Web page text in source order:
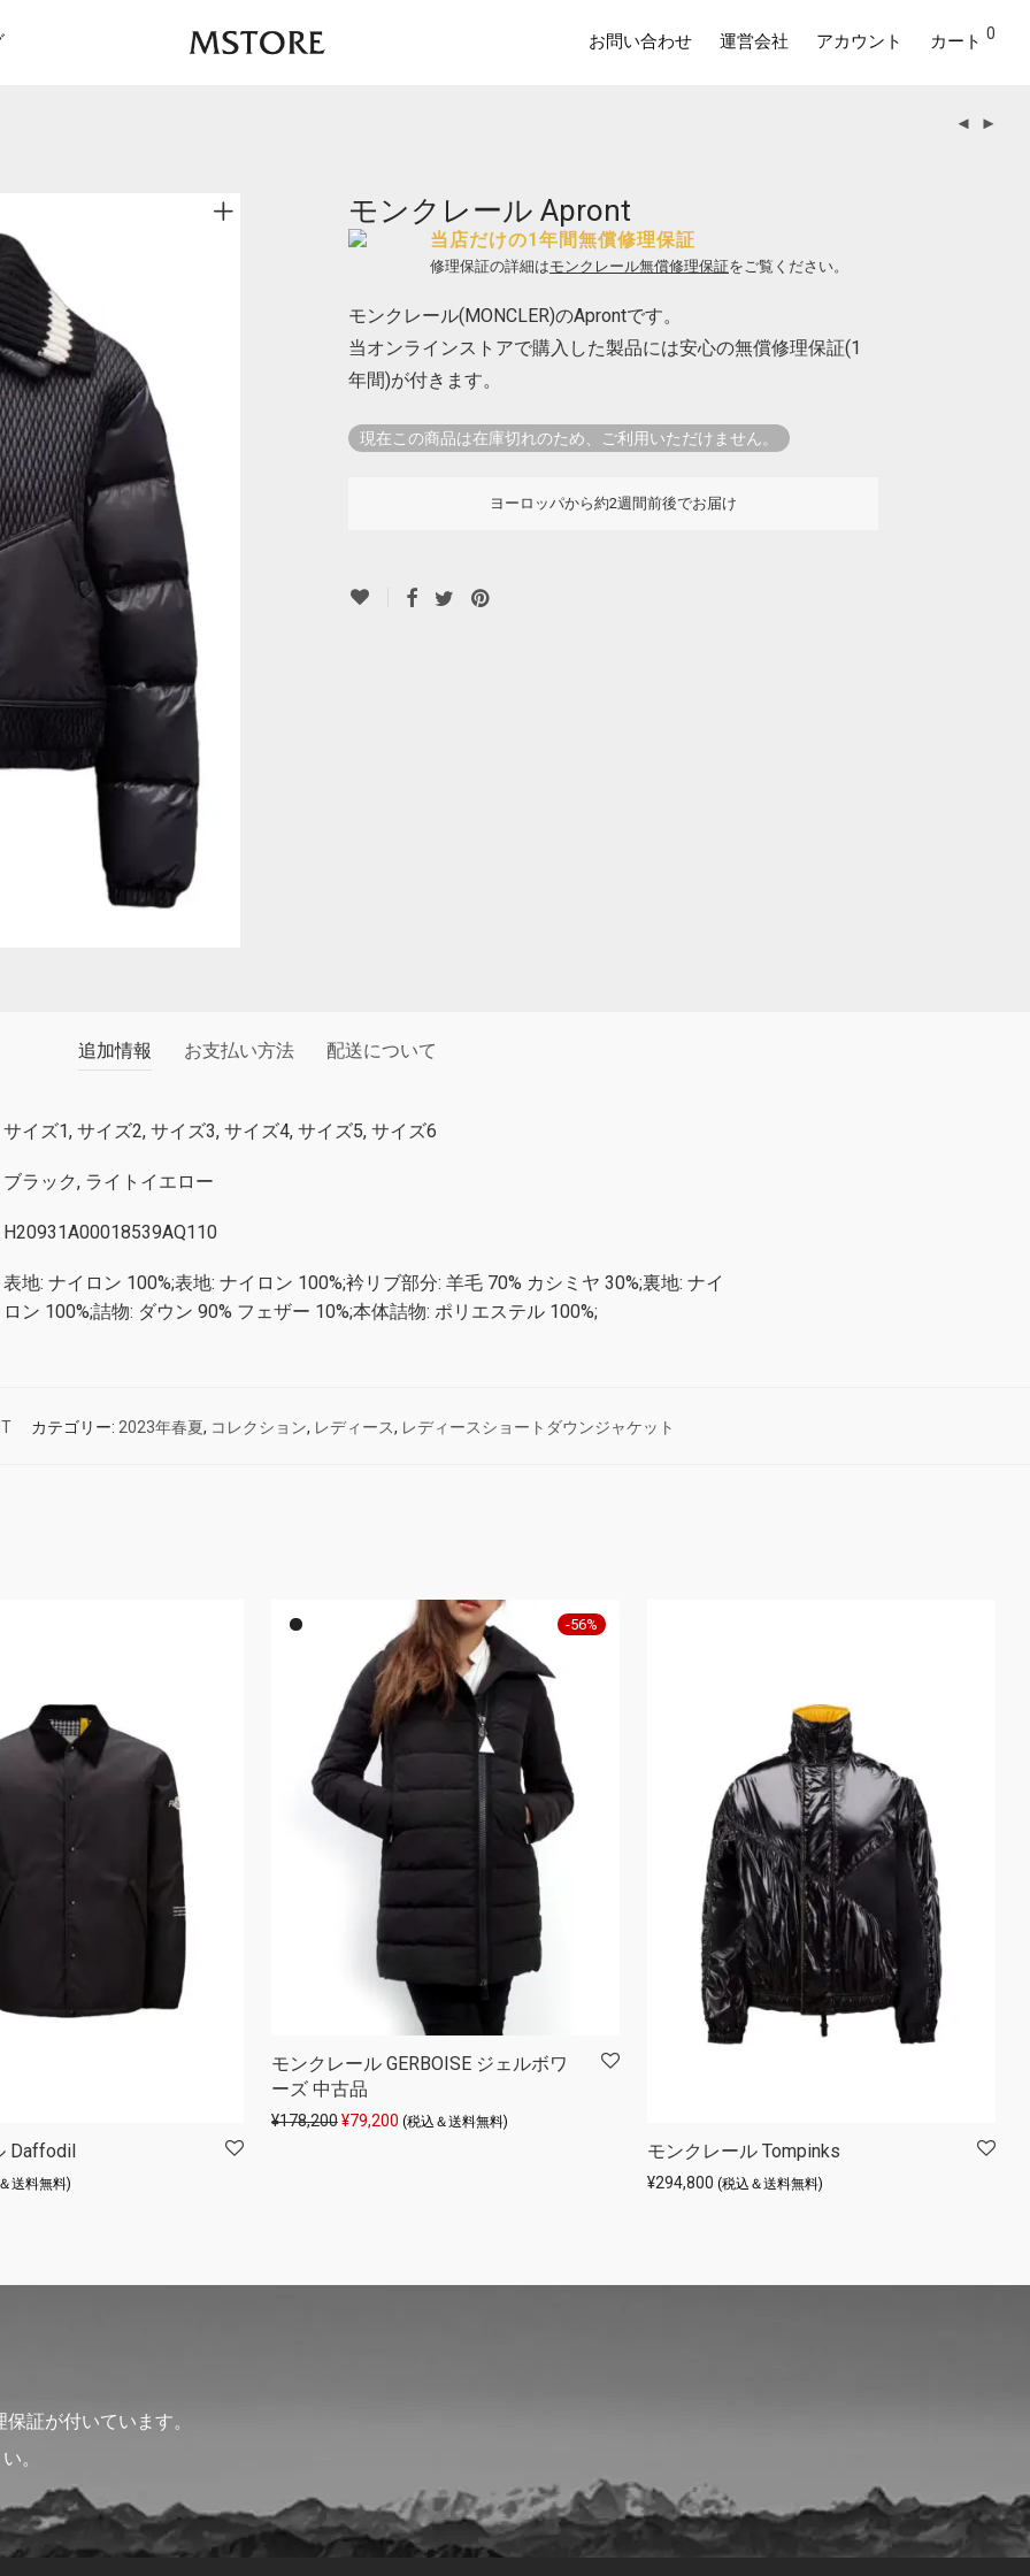
お問い合わせ 運営会社 アカウント カート 0
モンクレール Apront
当店だけの1年間無償修理保証
修理保証の詳細はモンクレール無償修理保証をご覧ください。
モンクレール(MONCLER)のAprontです。
当オンラインストアで購入した製品には安心の無償修理保証(1
年間)が付きます。
現在この商品は在庫切れのため、ご利用いただけません。
ヨーロッパから約2週間前後でお届け
追加情報 お支払い方法 配送について
サイズ1, サイズ2, サイズ3, サイズ4, サイズ5, サイズ6
ブラック, ライトイエロー
H20931A00018539AQ110
表地: ナイロン 100%;表地: ナイロン 100%;衿リブ部分: 羊毛 70% カシミヤ 30%;裏地: ナイ
ロン 100%;詰物: ダウン 90% フェザー 10%;本体詰物: ポリエステル 100%;
カテゴリー: 2023年春夏, コレクション, レディース, レディースショートダウンジャケット
Daffodil
送料無料)
-56%
モンクレール GERBOISE ジェルボワ
ーズ 中古品
¥178,200元の価格は ¥178,200 でした。
¥79,200 現在の価格は ¥79,200 です。
(税込＆送料無料)
モンクレール Tompinks
¥294,800 (税込＆送料無料)
証が付いています。
。